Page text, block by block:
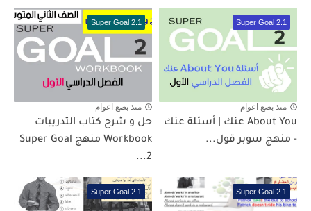
Super Goal 2.1
منذ بضع اعوام
About You عنك | أسئلة عنك
- منهج سوبر قول...
Super Goal 2.1
منذ بضع اعوام
حل و شرح كتاب التدريبات
Workbook منهج Super Goal
2...
Super Goal 2.1
Super Goal 2.1